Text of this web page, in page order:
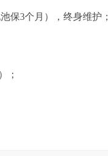
保3个月），终身维护；
）
；